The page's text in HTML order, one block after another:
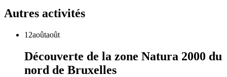
Autres activités
12aoûtaoût
Découverte de la zone Natura 2000 du
nord de Bruxelles